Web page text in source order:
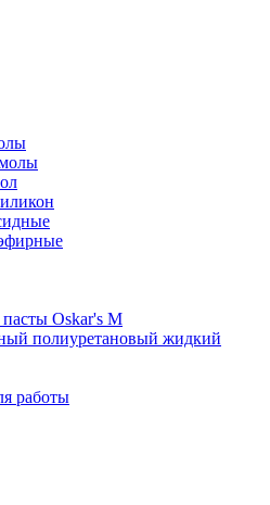
Oskar's M
полиуретановый жидкий
работы